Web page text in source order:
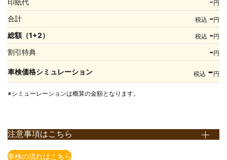
印紙代 円
合計 税込 -円
総額（1+2） 税込 -円
割引特典 -円
車検価格シミュレーション 税込 -円
※シミューレーションは概算の金額となります。
注意事項はこちら
車検の流れはこちら